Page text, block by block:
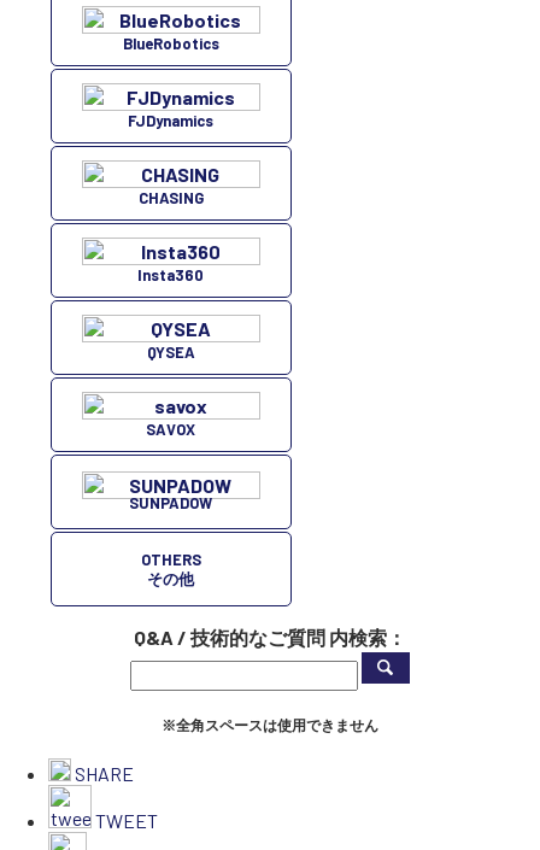
BlueRobotics
FJDynamics
CHASING
Insta360
QYSEA
SAVOX
SUNPADOW
OTHERS
その他
Q&A / 技術的なご質問 内検索：
※全角スペースは使用できません
SHARE
TWEET